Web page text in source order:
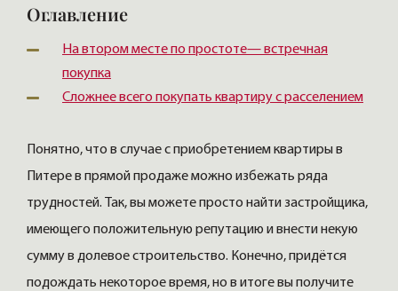
Оглавление
На втором месте по простоте— встречная
покупка
Сложнее всего покупать квартиру с расселением
Понятно, что в случае с приобретением квартиры в
Питере в прямой продаже можно избежать ряда
трудностей. Так, вы можете просто найти застройщика,
имеющего положительную репутацию и внести некую
сумму в долевое строительство. Конечно, придётся
подождать некоторое время, но в итоге вы получите